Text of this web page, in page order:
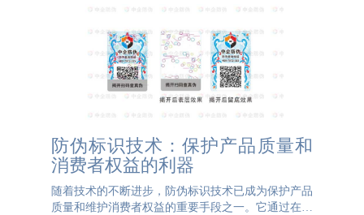
防伪标识技术：保护产品质量和
消费者权益的利器
随着技术的不断进步，防伪标识技术已成为保护产品
质量和维护消费者权益的重要手段之一。它通过在产